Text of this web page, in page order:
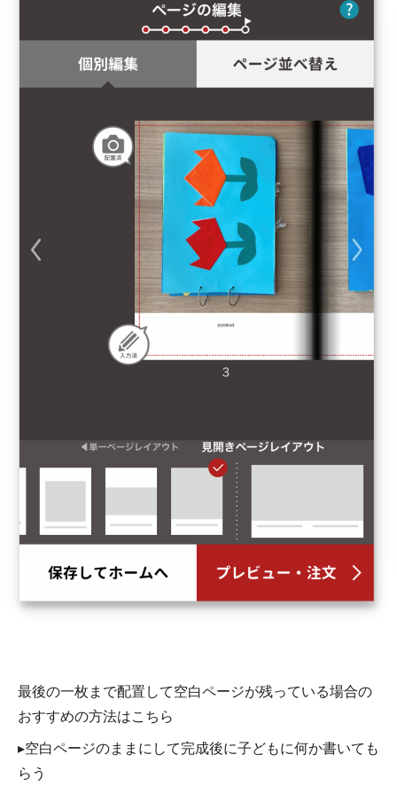
最後の一枚まで配置して空白ページが残っている場合の
おすすめの方法はこちら
▸空白ページのままにして完成後に子どもに何か書いても
らう